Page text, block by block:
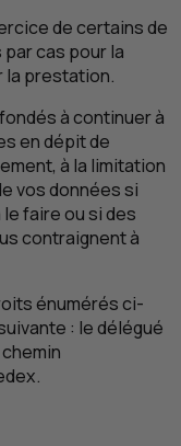
de certains de
cas pour la
la prestation.
à continuer à
en dépit de
à la limitation
vos données si
faire ou si des
contraignent à
énumérés ci-
: le délégué